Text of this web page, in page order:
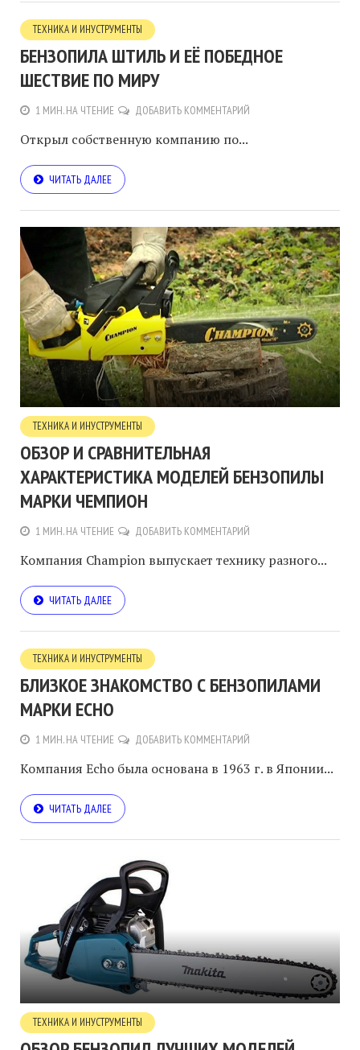
ТЕХНИКА И ИНУСТРУМЕНТЫ
БЕНЗОПИЛА ШТИЛЬ И ЕЁ ПОБЕДНОЕ
ШЕСТВИЕ ПО МИРУ
1 МИН. НА ЧТЕНИЕ ДОБАВИТЬ КОММЕНТАРИЙ
Открыл собственную компанию по...
ЧИТАТЬ ДАЛЕЕ
ТЕХНИКА И ИНУСТРУМЕНТЫ
ОБЗОР И СРАВНИТЕЛЬНАЯ
ХАРАКТЕРИСТИКА МОДЕЛЕЙ БЕНЗОПИЛЫ
МАРКИ ЧЕМПИОН
1 МИН. НА ЧТЕНИЕ ДОБАВИТЬ КОММЕНТАРИЙ
Компания Champion выпускает технику разного...
ЧИТАТЬ ДАЛЕЕ
ТЕХНИКА И ИНУСТРУМЕНТЫ
БЛИЗКОЕ ЗНАКОМСТВО С БЕНЗОПИЛАМИ
МАРКИ ECHO
1 МИН. НА ЧТЕНИЕ ДОБАВИТЬ КОММЕНТАРИЙ
Компания Echo была основана в 1963 г. в Японии...
ЧИТАТЬ ДАЛЕЕ
ТЕХНИКА И ИНУСТРУМЕНТЫ